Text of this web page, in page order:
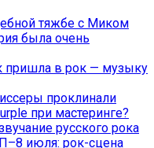
тяжбе с Миком
была очень
пришла в рок — музыку
проклинали
при мастеринге?
русского рока
июля: рок-сцена